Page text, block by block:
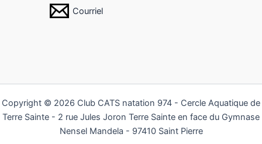
Courriel
Copyright © 2026 Club CATS natation 974 - Cercle Aquatique de
Terre Sainte - 2 rue Jules Joron Terre Sainte en face du Gymnase
Nensel Mandela - 97410 Saint Pierre